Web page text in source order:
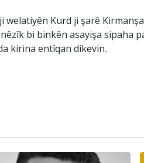
welatiyên Kurd ji şarê
bi binkên asayişa sipaha
kirina entîqan dikevin.